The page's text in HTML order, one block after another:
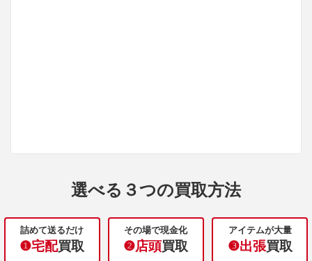
選べる３つの買取方法
詰めて送るだけ
❶宅配買取
その場で現金化
❷店頭買取
アイテムが大量
❸出張買取